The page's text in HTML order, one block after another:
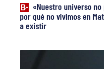
«Nuestro universo
por qué no vivimos en
a existir